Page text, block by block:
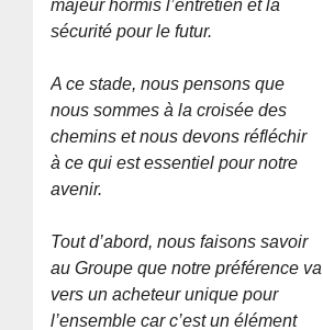
majeur hormis l’entretien et la
sécurité pour le futur.
A ce stade, nous pensons que
nous sommes à la croisée des
chemins et nous devons réfléchir
à ce qui est essentiel pour notre
avenir.
Tout d’abord, nous faisons savoir
au Groupe que notre préférence va
vers un acheteur unique pour
l’ensemble car c’est un élément